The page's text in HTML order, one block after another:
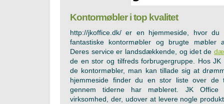
Kontormøbler i top kvalitet
http://jkoffice.dk/ er en hjemmeside, hvor
fantastiske kontormøbler og brugte møbler
Deres service er landsdækkende, og idet de
de en stor og tilfreds forbrugergruppe. Hos
de kontormøbler, man kan tillade sig at
hjemmeside finder du en stor liste over de
gennem tiderne har møbleret. JK
virksomhed, der, udover at levere nogle